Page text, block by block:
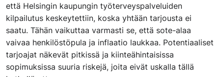
että Helsingin kaupungin työterveyspalveluiden
kilpailutus keskeytettiin, koska yhtään tarjousta ei
saatu. Tähän vaikuttaa varmasti se, että sote-alaa
vaivaa henkilöstöpula ja inflaatio laukkaa. Potentiaaliset
tarjoajat näkevät pitkissä ja kiinteähintaisissa
sopimuksissa suuria riskejä, joita eivät uskalla tällä